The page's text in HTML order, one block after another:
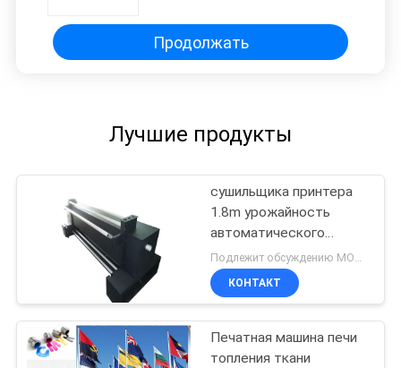
высокой эффективности ткани
Продолжать
Лучшие продукты
сушильщика принтера
1.8m урожайность
автоматического
высокая с Electro
термальным топлением
КОНТАКТ
Печатная машина печи
топления ткани